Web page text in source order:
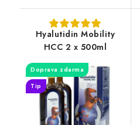
Hyalutidin Mobility
HCC 2 x 500ml
Doprava zdarma
Tip